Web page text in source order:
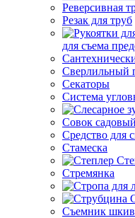
Реверсивная
Резак для труб
для съема
Сверлильный
Секаторы
Система
Совок
Средство для
Стамеска
Стремянка
Съемник